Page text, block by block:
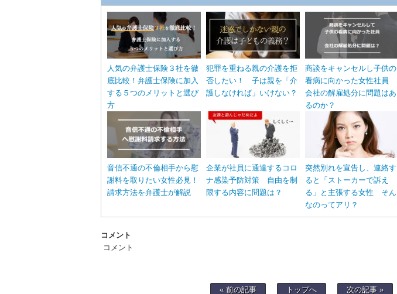
人気の弁護士保険３社を徹
底比較！弁護士保険に加入
する５つのメリットと選び
方
犯罪を重ねる親の介護を拒
否したい！ 子は親を「介
護しなければ」いけない？
商談をキャンセルし子供の
看病に向かった女性社員
会社の解雇処分に問題はあ
るのか？
音信不通の不倫相手から慰
謝料を取りたい女性必見！
請求方法を弁護士が解説
企業が社員に通達するコロ
ナ感染予防対策 自由を制
限する内容に問題は？
突然別れを宣告し、連絡す
ると「ストーカーで訴え
る」と主張する女性 そん
なのってアリ？
コメント
コメント
« 前の記事 トップへ 次の記事 »